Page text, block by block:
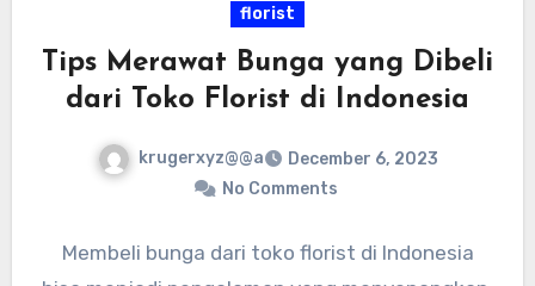
florist
Tips Merawat Bunga yang Dibeli
dari Toko Florist di Indonesia
krugerxyz@@a
December 6, 2023
No Comments
Membeli bunga dari toko florist di Indonesia